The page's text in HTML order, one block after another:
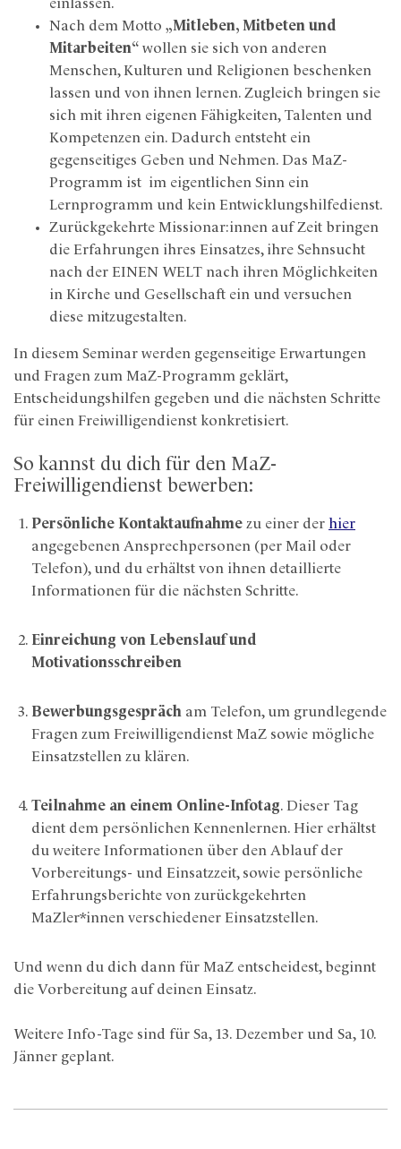
einlassen.
Nach dem Motto „Mitleben, Mitbeten und
Mitarbeiten“ wollen sie sich von anderen
Menschen, Kulturen und Religionen beschenken
lassen und von ihnen lernen. Zugleich bringen sie
sich mit ihren eigenen Fähigkeiten, Talenten und
Kompetenzen ein. Dadurch entsteht ein
gegenseitiges Geben und Nehmen. Das MaZ-
Programm ist im eigentlichen Sinn ein
Lernprogramm und kein Entwicklungshilfedienst.
Zurückgekehrte Missionar:innen auf Zeit bringen
die Erfahrungen ihres Einsatzes, ihre Sehnsucht
nach der EINEN WELT nach ihren Möglichkeiten
in Kirche und Gesellschaft ein und versuchen
diese mitzugestalten.
In diesem Seminar werden gegenseitige Erwartungen
und Fragen zum MaZ-Programm geklärt,
Entscheidungshilfen gegeben und die nächsten Schritte
für einen Freiwilligendienst konkretisiert.
So kannst du dich für den MaZ-
Freiwilligendienst bewerben:
Persönliche Kontaktaufnahme zu einer der hier
angegebenen Ansprechpersonen (per Mail oder
Telefon), und du erhältst von ihnen detaillierte
Informationen für die nächsten Schritte.
Einreichung von Lebenslauf und
Motivationsschreiben
Bewerbungsgespräch am Telefon, um grundlegende
Fragen zum Freiwilligendienst MaZ sowie mögliche
Einsatzstellen zu klären.
Teilnahme an einem Online-Infotag. Dieser Tag
dient dem persönlichen Kennenlernen. Hier erhältst
du weitere Informationen über den Ablauf der
Vorbereitungs- und Einsatzzeit, sowie persönliche
Erfahrungsberichte von zurückgekehrten
MaZler*innen verschiedener Einsatzstellen.
Und wenn du dich dann für MaZ entscheidest, beginnt
die Vorbereitung auf deinen Einsatz.
Weitere Info-Tage sind für Sa, 13. Dezember und Sa, 10.
Jänner geplant.